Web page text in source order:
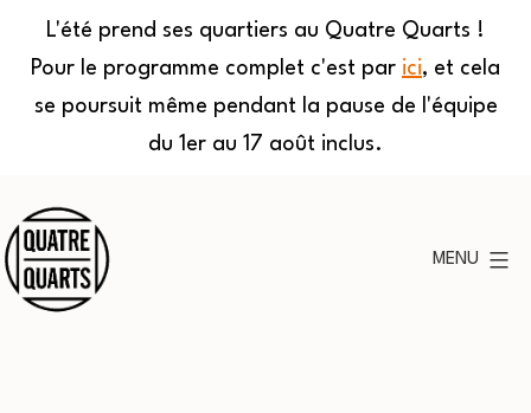
L'été prend ses quartiers au Quatre Quarts !
Pour le programme complet c'est par ici, et cela
se poursuit même pendant la pause de l'équipe
du 1er au 17 août inclus.
au
contenu
MENU